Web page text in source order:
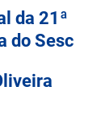
da 21ª
do Sesc